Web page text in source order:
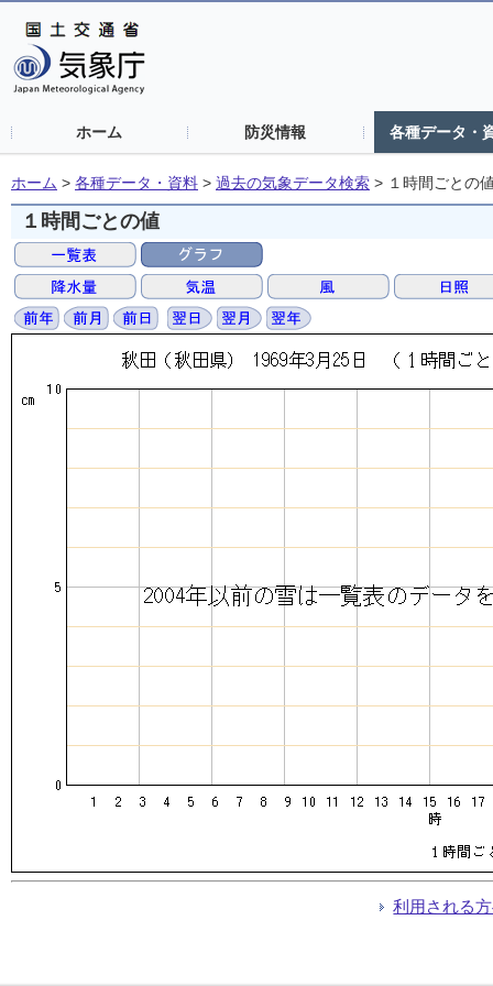
ホーム 防災情報 各種データ・
ホーム > 各種データ・資料 > 過去の気象データ検索 > １時間ごとの
１時間ごとの値
利用される